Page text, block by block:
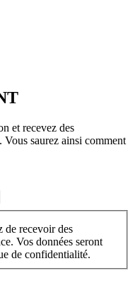
et recevez des
saurez ainsi comment
de recevoir des
Vos données seront
de confidentialité.